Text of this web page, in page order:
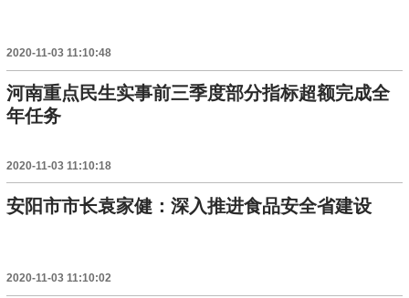
2020-11-03 11:10:48
河南重点民生实事前三季度部分指标超额完成全
年任务
2020-11-03 11:10:18
安阳市市长袁家健：深入推进食品安全省建设
2020-11-03 11:10:02